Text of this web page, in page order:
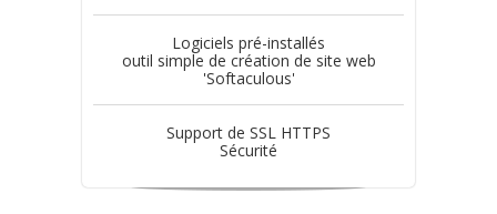
Logiciels pré-installés
outil simple de création de site web
'Softaculous'
Support de SSL HTTPS
Sécurité